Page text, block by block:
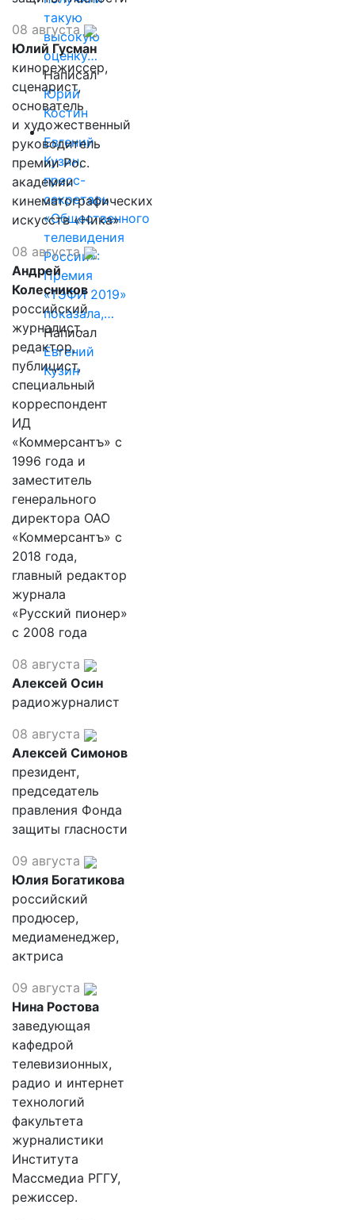
такую
высокую
оценку…
Написал
Юрий
Костин
Евгений
Кузин,
пресс-
секретарь
«Общественного
телевидения
России»:
Премия
«ТЭФИ 2019»
показала,…
Написал
Евгений
Кузин
08 августа
Юлий Гусман
кинорежиссер,
сценарист,
основатель
и художественный
руководитель
премии Рос.
академии
кинематографических
искусств «Ника»
08 августа
Андрей
Колесников
российский
журналист,
редактор,
публицист,
специальный
корреспондент
ИД
«Коммерсантъ» с
1996 года и
заместитель
генерального
директора ОАО
«Коммерсантъ» с
2018 года,
главный редактор
журнала
«Русский пионер»
с 2008 года
08 августа
Алексей Осин
радиожурналист
08 августа
Алексей Симонов
президент,
председатель
правления Фонда
защиты гласности
09 августа
Юлия Богатикова
российский
продюсер,
медиаменеджер,
актриса
09 августа
Нина Ростова
заведующая
кафедрой
телевизионных,
радио и интернет
технологий
факультета
журналистики
Института
Массмедиа РГГУ,
режиссер.